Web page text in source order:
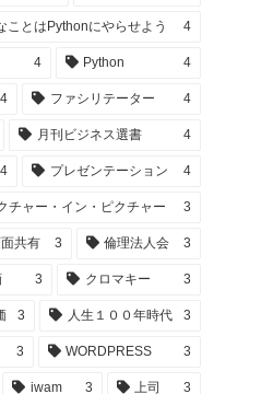
ことはPythonにやらせよう 4
4 Python 4
4 ファシリテーター 4
月刊ビジネス選書 4
4 プレゼンテーション 4
チャー・イン・ピクチャー 3
共有 3 倫理法人会 3
3 クロマキー 3
3 人生１００年時代 3
3 WORDPRESS 3
iwam 3 上司 3